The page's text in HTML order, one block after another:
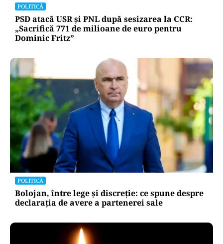
POLITICĂ
PSD atacă USR și PNL după sesizarea la CCR:
„Sacrifică 771 de milioane de euro pentru
Dominic Fritz”
POLITICĂ
Bolojan, între lege și discreție: ce spune despre
declarația de avere a partenerei sale